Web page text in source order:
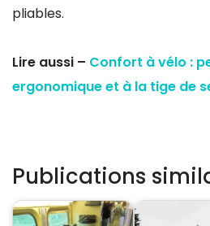
pliables.
Lire aussi – Confort à vélo :
ergonomique et à la tige de
Publications